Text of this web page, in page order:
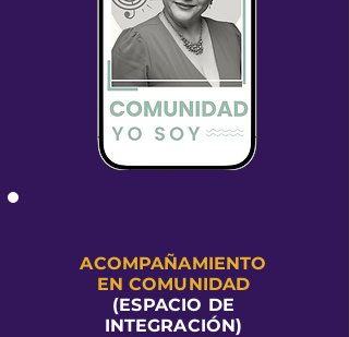
ACOMPAÑAMIENTO
EN COMUNIDAD
(ESPACIO DE
INTEGRACIÓN)